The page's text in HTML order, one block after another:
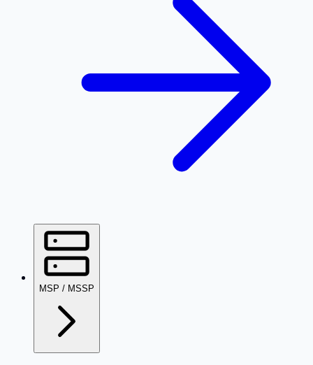
MSP / MSSP